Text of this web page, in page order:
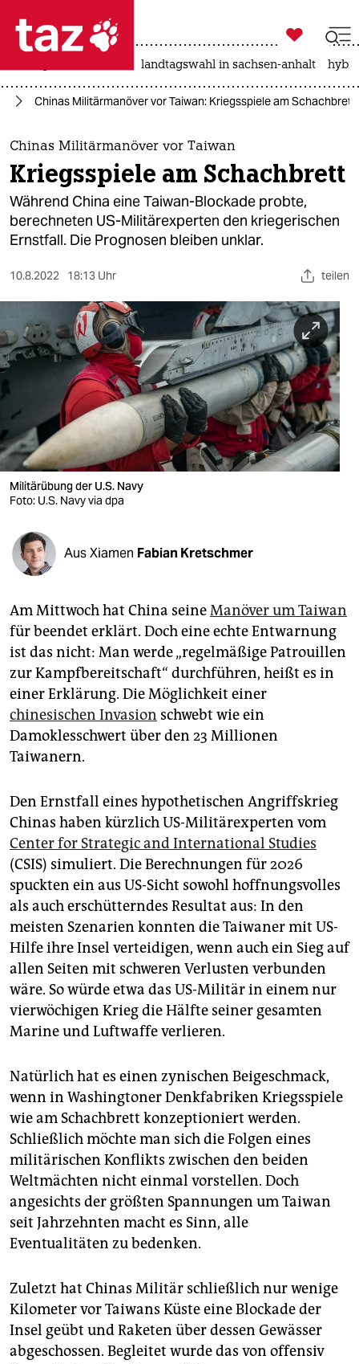
 taz zahl ich
taz zahl ich
themen
politik
öko
sport
berlin
nord
wahrheit
verlag
verlag
veranstaltungen
shop
unterstützen
abo
genossenschaft
epaper login

taz zahl ich
landtagswahl in sachsen-anhalt
Chinas Militärmanöver vor Taiwan: Kriegsspiele am Schachbrett
Chinas Militärmanöver vor Taiwan
Kriegsspiele am Schachbrett
Während China eine Taiwan-Blockade probte,
berechneten US-Militärexperten den kriegerischen
Ernstfall. Die Prognosen bleiben unklar.
10.8.2022 18:13 Uhr teilen
Militärübung der U.S. Navy
Foto: U.S. Navy via dpa
Aus Xiamen Fabian Kretschmer
Am Mittwoch hat China seineManöver um Taiwan
für beendet erklärt. Doch eine echte Entwarnung
ist das nicht: Man werde „regelmäßige Patrouillen
zur Kampfbereitschaft“ durchführen, heißt es in
einer Erklärung. Die Möglichkeit einer
chinesischen Invasion schwebt wie ein
Damoklesschwert über den 23 Millionen
Taiwanern.
Den Ernstfall eines hypothetischen Angriffskrieg
Chinas haben kürzlich US-Militärexperten vom
Center for Strategic and International Studies
(CSIS) simuliert. Die Berechnungen für 2026
spuckten ein aus US-Sicht sowohl hoffnungsvolles
als auch erschütterndes Resultat aus: In den
meisten Szenarien konnten die Taiwaner mit US-
Hilfe ihre Insel verteidigen, wenn auch ein Sieg auf
allen Seiten mit schweren Verlusten verbunden
wäre. So würde etwa das US-Militär in einem nur
vierwöchigen Krieg die Hälfte seiner gesamten
Marine und Luftwaffe verlieren.
Natürlich hat es einen zynischen Beigeschmack,
wenn in Washingtoner Denkfabriken Kriegsspiele
wie am Schachbrett konzeptioniert werden.
Schließlich möchte man sich die Folgen eines
militärischen Konflikts zwischen den beiden
Weltmächten nicht einmal vorstellen. Doch
angesichts der größten Spannungen um Taiwan
seit Jahrzehnten macht es Sinn, alle
Eventualitäten zu bedenken.
Zuletzt hat Chinas Militär schließlich nur wenige
Kilometer vor Taiwans Küste eine Blockade der
Insel geübt und Raketen über dessen Gewässer
abgeschossen. Begleitet wurde das von offensiv